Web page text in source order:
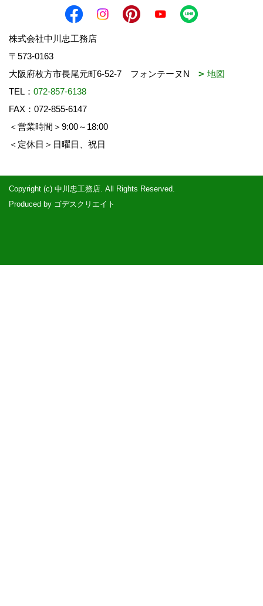
株式会社中川忠工務店
〒573-0163
大阪府枚方市長尾元町6-52-7 フォンテーヌN
地図
TEL： 072-857-6138
FAX：072-855-6147
＜営業時間＞9:00～18:00
＜定休日＞日曜日、祝日
Copyright (c) 中川忠工務店. All Rights Reserved.
Produced by ゴデスクリエイト